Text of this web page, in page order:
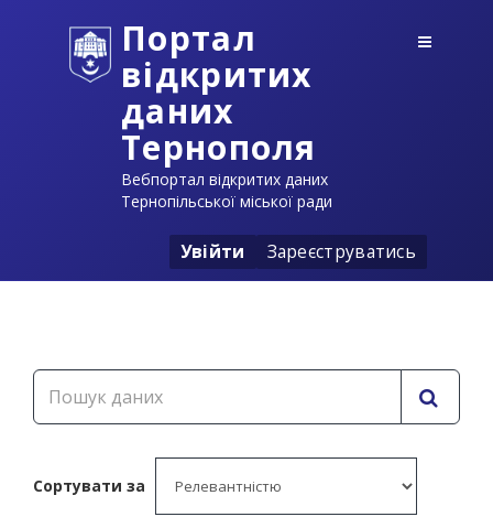
Портал
відкритих
даних
Тернополя
Вебпортал відкритих даних
Тернопільської міської ради
Увійти Зареєструватись
Сортувати за